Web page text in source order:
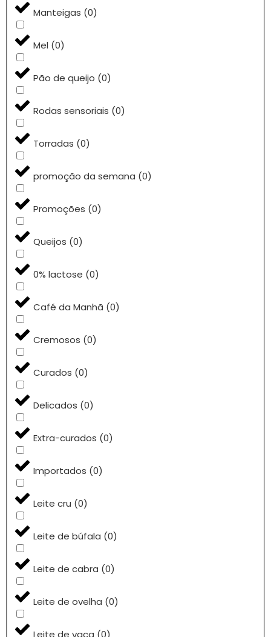
Manteigas (0)
Mel (0)
Pão de queijo (0)
Rodas sensoriais (0)
Torradas (0)
promoção da semana (0)
Promoções (0)
Queijos (0)
0% lactose (0)
Café da Manhã (0)
Cremosos (0)
Curados (0)
Delicados (0)
Extra-curados (0)
Importados (0)
Leite cru (0)
Leite de búfala (0)
Leite de cabra (0)
Leite de ovelha (0)
Leite de vaca (0)